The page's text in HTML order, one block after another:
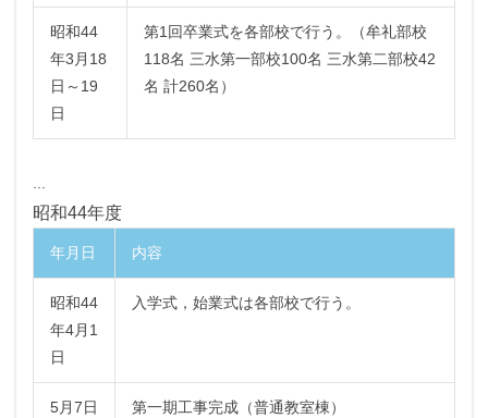
昭和44
年3月18
日～19
日
第1回卒業式を各部校で行う。（牟礼部校
118名 三水第一部校100名 三水第二部校42
名 計260名）
昭和44年度
年月日 内容
昭和44
年4月1
日
入学式，始業式は各部校で行う。
5月7日 第一期工事完成（普通教室棟）